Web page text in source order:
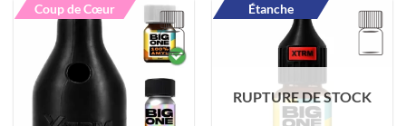
Coup de Cœur Étanche
RUPTURE DE STOCK